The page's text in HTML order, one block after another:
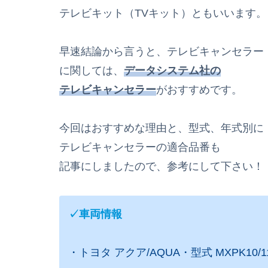
テレビキット（TVキット）ともいいます。
早速結論から言うと、テレビキャンセラー
に関しては、 データシステム社の
テレビキャンセラーがおすすめです。
今回はおすすめな理由と、型式、年式別に
テレビキャンセラーの適合品番も
記事にしましたので、参考にして下さい！
✓車両情報
・トヨタ アクア/AQUA・型式 MXPK10/